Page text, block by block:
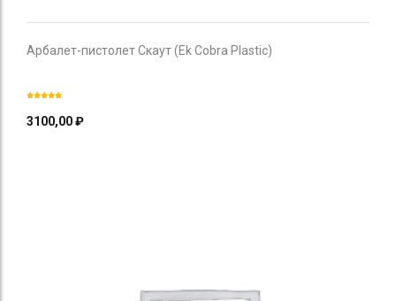
Арбалет-пистолет Скаут (Ek Cobra Plastic)
3100,00₽